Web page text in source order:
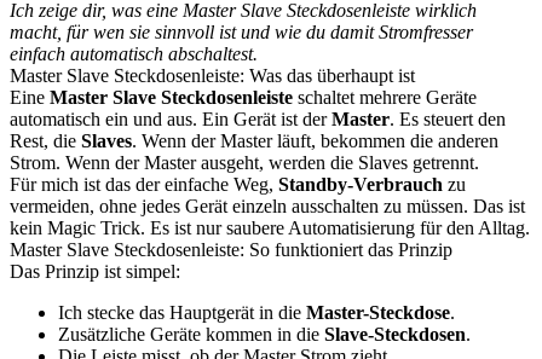
Ich zeige dir, was eine Master Slave Steckdosenleiste wirklich
macht, für wen sie sinnvoll ist und wie du damit Stromfresser
einfach automatisch abschaltest.
Master Slave Steckdosenleiste: Was das überhaupt ist
Eine Master Slave Steckdosenleiste schaltet mehrere Geräte
automatisch ein und aus. Ein Gerät ist derMaster. Es steuert den
Rest, die Slaves. Wenn der Master läuft, bekommen die anderen
Strom. Wenn der Master ausgeht, werden die Slaves getrennt.
Für mich ist das der einfache Weg, Standby-Verbrauch zu
vermeiden, ohne jedes Gerät einzeln ausschalten zu müssen. Das ist
kein Magic Trick. Es ist nur saubere Automatisierung für den Alltag.
Master Slave Steckdosenleiste: So funktioniert das Prinzip
Das Prinzip ist simpel:
Ich stecke das Hauptgerät in die Master-Steckdose.
Zusätzliche Geräte kommen in die Slave-Steckdosen.